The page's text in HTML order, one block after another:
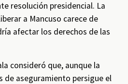
resolución presidencial. La
a Mancuso carece de
afectar los derechos de las
consideró que, aunque la
de aseguramiento persigue el